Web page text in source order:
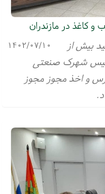
کاغذ در مازندران
۱۴۰۲/۰۷/۱۰
بیش از
شهرک صنعتی
و اخذ مجوز مجوز